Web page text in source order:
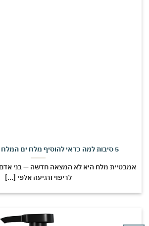
5 סיבות למה כדאי להוסיף מלח ים המלח לאמבטיה שלך
אמבטיית מלח היא לא המצאה חדשה — בני
לריפוי ורגיעה אלפי [...]